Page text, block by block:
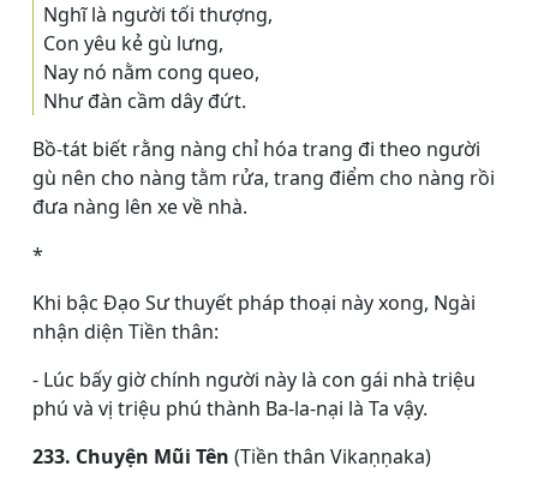
Nghĩ là người tối thượng,
Con yêu kẻ gù lưng,
Nay nó nằm cong queo,
Như đàn cầm dây đứt.
Bồ-tát biết rằng nàng chỉ hóa trang đi theo người
gù nên cho nàng tằm rửa, trang điểm cho nàng rồi
đưa nàng lên xe về nhà.
*
Khi bậc Ðạo Sư thuyết pháp thoại này xong, Ngài
nhận diện Tiền thân:
- Lúc bấy giờ chính người này là con gái nhà triệu
phú và vị triệu phú thành Ba-la-nại là Ta vậy.
233. Chuyện Mũi Tên (Tiền thân Vikaṇṇaka)